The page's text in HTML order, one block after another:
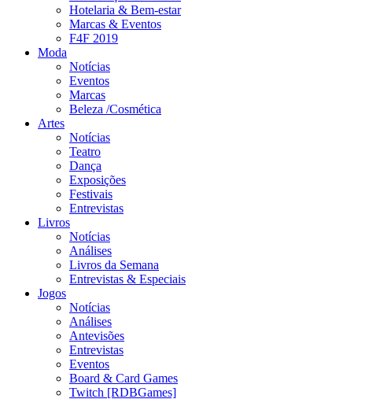
Hotelaria & Bem-estar
Marcas & Eventos
F4F 2019
Moda
Notícias
Eventos
Marcas
Beleza /Cosmética
Artes
Notícias
Teatro
Dança
Exposições
Festivais
Entrevistas
Livros
Notícias
Análises
Livros da Semana
Entrevistas & Especiais
Jogos
Notícias
Análises
Antevisões
Entrevistas
Eventos
Board & Card Games
Twitch [RDBGames]